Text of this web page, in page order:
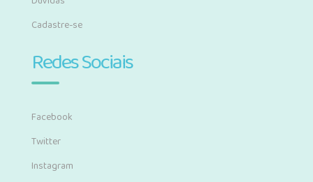
Cadastre-se
Redes Sociais
Facebook
Twitter
Instagram